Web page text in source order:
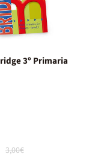
3º Primaria
3,00€